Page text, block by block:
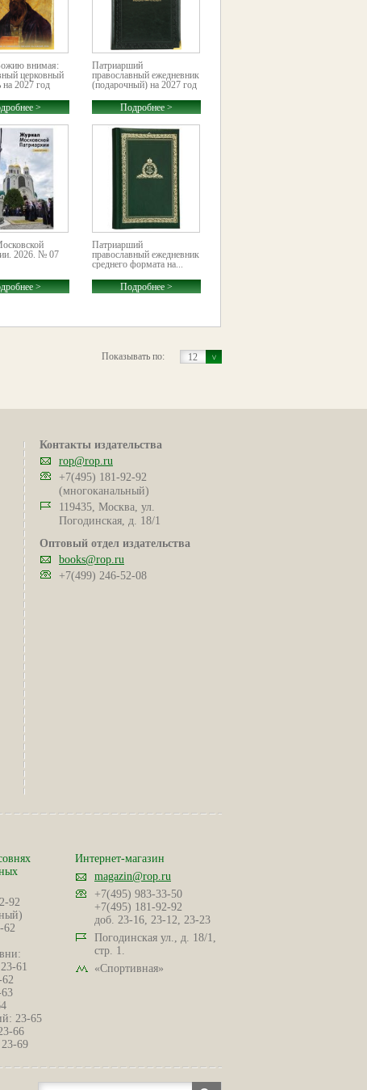
внимая:
церковный
на 2027 год
>
Патриарший
православный ежедневник
(подарочный) на 2027 год
Подробнее >
2026. № 07
>
Патриарший
православный ежедневник
среднего формата на...
Подробнее >
12
Показывать по:
Контакты издательства
rop@rop.ru
+7(495) 181-92-92
(многоканальный)
119435, Москва, ул.
Погодинская, д. 18/1
Оптовый отдел издательства
books@rop.ru
+7(499) 246-52-08
92
62
61
62
23-65
66
69
Интернет-магазин
magazin@rop.ru
+7(495) 983-33-50
+7(495) 181-92-92
доб. 23-16, 23-12, 23-23
Погодинская ул., д. 18/1,
стр. 1.
«Спортивная»